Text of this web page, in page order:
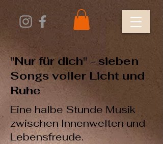
"Nur für dich" - sieben
Songs voller Licht und
Ruhe
Eine halbe Stunde Musik
zwischen Innenwelten und
Lebensfreude.